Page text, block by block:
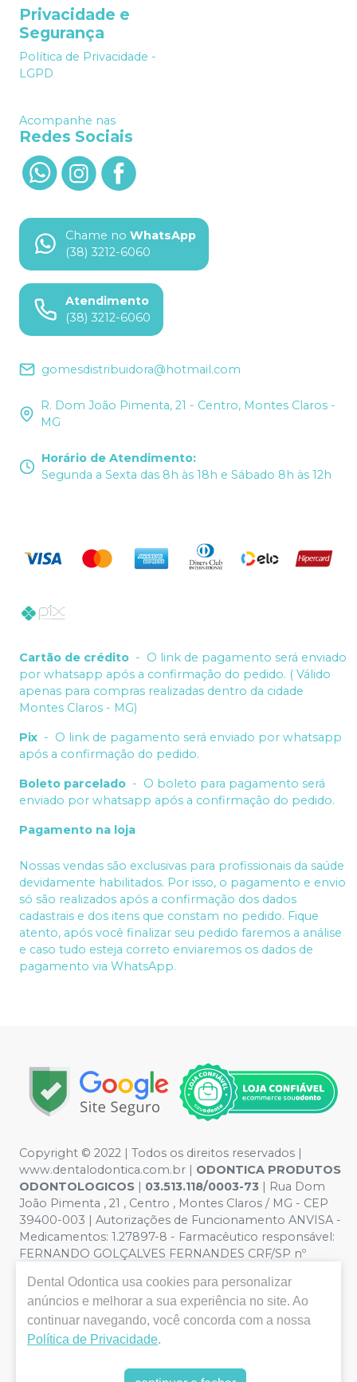
Privacidade e
Segurança
Política de Privacidade -
LGPD
Acompanhe nas
Redes Sociais
Chame no WhatsApp
(38) 3212-6060
Atendimento
(38) 3212-6060
gomesdistribuidora@hotmail.com
R. Dom João Pimenta, 21 - Centro, Montes Claros -
MG
Horário de Atendimento:
Segunda a Sexta das 8h às 18h e Sábado 8h às 12h
Cartão de crédito - O link de pagamento será enviado
por whatsapp após a confirmação do pedido. ( Válido
apenas para compras realizadas dentro da cidade
Montes Claros - MG)
Pix - O link de pagamento será enviado por whatsapp
após a confirmação do pedido.
Boleto parcelado - O boleto para pagamento será
enviado por whatsapp após a confirmação do pedido.
Pagamento na loja
Nossas vendas são exclusivas para profissionais da saúde
devidamente habilitados. Por isso, o pagamento e envio
só são realizados após a confirmação dos dados
cadastrais e dos itens que constam no pedido. Fique
atento, após você finalizar seu pedido faremos a análise
e caso tudo esteja correto enviaremos os dados de
pagamento via WhatsApp.
Copyright © 2022 | Todos os direitos reservados |
www.dentalodontica.com.br | ODONTICA PRODUTOS
ODONTOLOGICOS | 03.513.118/0003-73 | Rua Dom
João Pimenta , 21 , Centro , Montes Claros / MG - CEP
39400-003 | Autorizações de Funcionamento ANVISA -
Medicamentos: 1.27897-8 - Farmacêutico responsável:
FERNANDO GOLÇALVES FERNANDES CRF/SP nº
meramente ilustrativas - Os preços e condições da loja
virtual estão sujeitos a alterações. Em caso de
divergência de preços no site, o valor válido é o do
Carrinho de Compra. Não vendemos por atacado, por
de grandes volumes pelo site.
Dental Odontica usa cookies para personalizar
anúncios e melhorar a sua experiência no site. Ao
continuar navegando, você concorda com a nossa
Política de Privacidade.